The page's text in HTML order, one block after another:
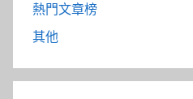
熱門文章榜
其他